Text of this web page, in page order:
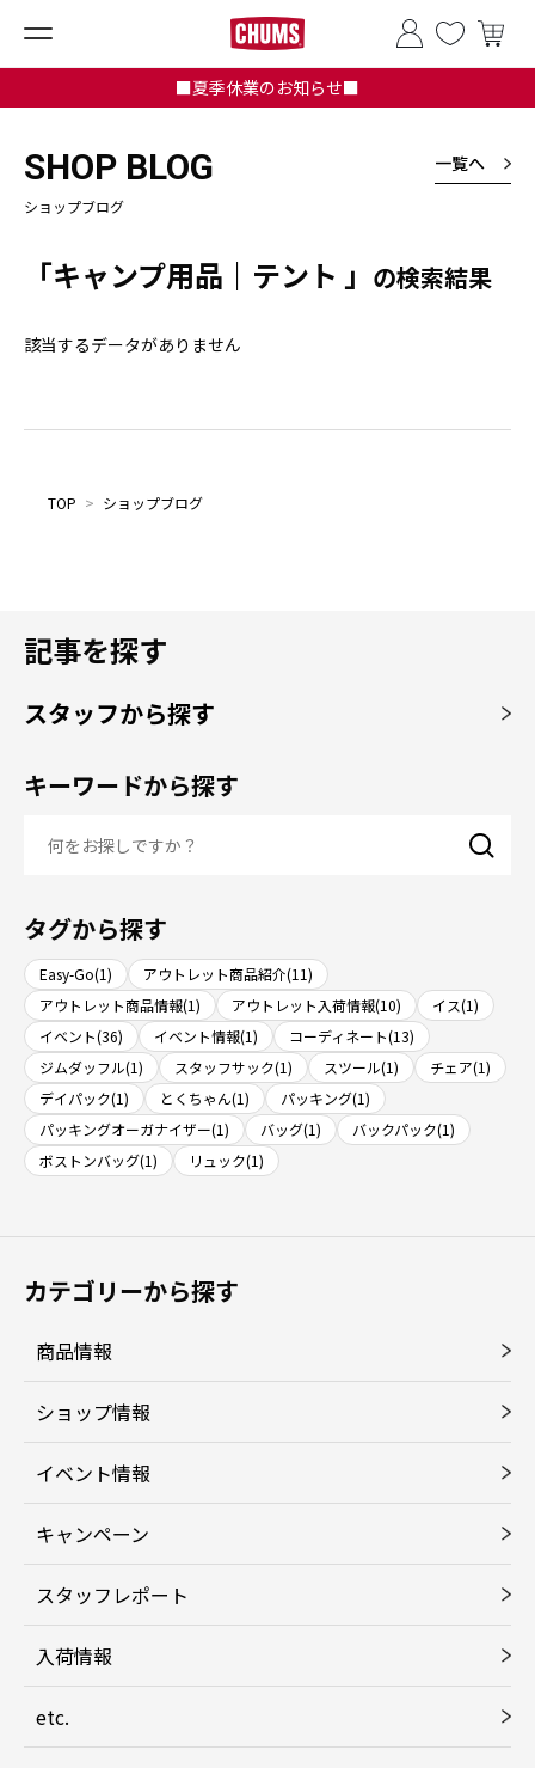
■夏季休業のお知らせ■
SHOP BLOG
ショップブログ
一覧へ
「キャンプ用品｜テント 」 の検索結果
該当するデータがありません
TOP > ショップブログ
記事を探す
スタッフから探す
キーワードから探す
タグから探す
Easy-Go(1)
アウトレット商品紹介(11)
アウトレット商品情報(1)
アウトレット入荷情報(10)
イス(1)
イベント(36)
イベント情報(1)
コーディネート(13)
ジムダッフル(1)
スタッフサック(1) スツール(1)
チェア(1)
デイパック(1)
とくちゃん(1)
パッキング(1)
パッキングオーガナイザー(1)
バッグ(1)
バックパック(1)
ボストンバッグ(1)
リュック(1)
カテゴリーから探す
商品情報
ショップ情報
イベント情報
キャンペーン
スタッフレポート
入荷情報
etc.